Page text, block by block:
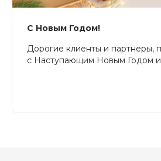
С Новым Годом!
Дорогие клиенты и партнеры,
с Наступающим Новым Годом